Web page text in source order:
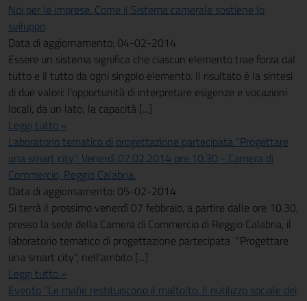
Noi per le imprese. Come il Sistema camerale sostiene lo
sviluppo
Data di aggiornamento: 04-02-2014
Essere un sistema significa che ciascun elemento trae forza dal
tutto e il tutto da ogni singolo elemento. Il risultato è la sintesi
di due valori: l’opportunità di interpretare esigenze e vocazioni
locali, da un lato; la capacità [...]
Leggi tutto »
Laboratorio tematico di progettazione partecipata "Progettare
una smart city". Venerdì 07.02.2014 ore 10.30 - Camera di
Commercio, Reggio Calabria.
Data di aggiornamento: 05-02-2014
Si terrà il prossimo venerdì 07 febbraio, a partire dalle ore 10.30,
presso la sede della Camera di Commercio di Reggio Calabria, il
laboratorio tematico di progettazione partecipata "Progettare
una smart city", nell'ambito [...]
Leggi tutto »
Evento "Le mafie restituiscono il maltolto. Il riutilizzo sociale dei